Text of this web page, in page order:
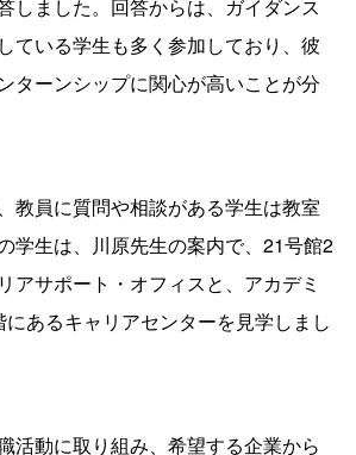
しました。回答からは、ガイダンス
ている学生も多く参加しており、彼
ターンシップに関心が高いことが分
教員に質問や相談がある学生は教室
学生は、川原先生の案内で、21号館2
アサポート・オフィスと、アカデミ
あるキャリアセンターを見学しまし
活動に取り組み、希望する企業から